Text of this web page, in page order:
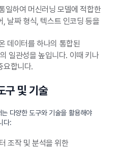
일하여 머신러닝 모델에 적합한
날짜 형식, 텍스트 인코딩 등을
데이터를 하나의 통합된
일관성을 높입니다. 이때 키나
요합니다.
구 및 기술
다양한 도구와 기술을 활용해야
다:
조작 및 분석을 위한